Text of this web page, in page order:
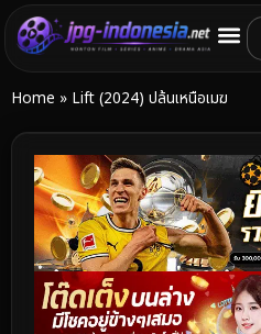
Home » Lift (2024) ปล้นเหนือเมฆ